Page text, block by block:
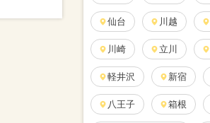
仙台 川越
川崎 立川
軽井沢 新宿
八王子 箱根